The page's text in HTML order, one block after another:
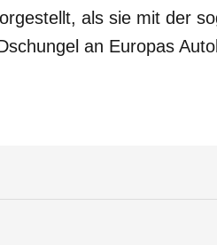
als sie mit der
an Europas